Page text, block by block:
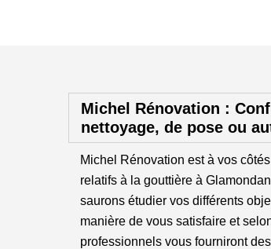
Michel Rénovation :
nettoyage, de pose ou
Michel Rénovation est à vos
relatifs à la gouttière à
saurons étudier vos différents
manière de vous satisfaire et
professionnels vous fourniront